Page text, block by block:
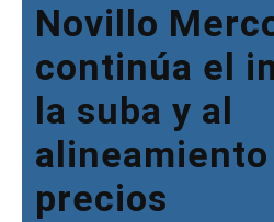
Novillo
continúa el
la suba y al
precios